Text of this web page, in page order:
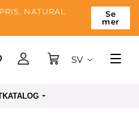
NATURAL
Se
mer
SV